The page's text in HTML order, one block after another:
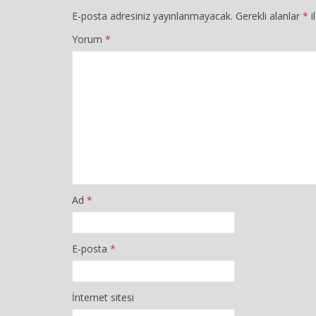
E-posta adresiniz yayınlanmayacak. Gerekli alanlar *
Yorum *
Ad *
E-posta *
İnternet sitesi